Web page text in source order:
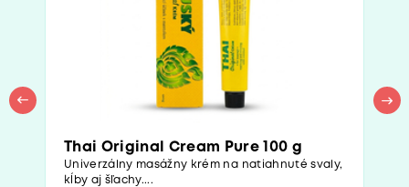
Thai Original Cream Pure 100 g
Univerzálny masážny krém na natiahnuté svaly,
kĺby aj šľachy....